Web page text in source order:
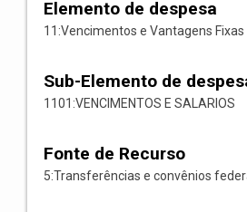
Elemento de despesa
11:Vencimentos e Vantagens Fixas
Sub-Elemento de
1101:VENCIMENTOS E SALARIOS
Fonte de Recurso
5:Transferências e convênios